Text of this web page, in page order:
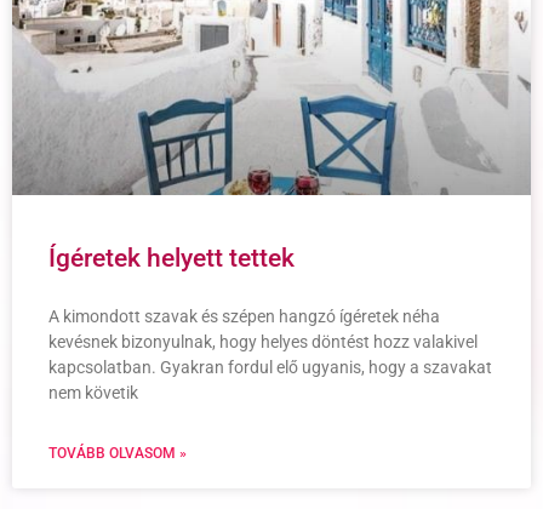
Ígéretek helyett tettek
A kimondott szavak és szépen hangzó ígéretek néha
kevésnek bizonyulnak, hogy helyes döntést hozz valakivel
kapcsolatban. Gyakran fordul elő ugyanis, hogy a szavakat
nem követik
TOVÁBB OLVASOM »